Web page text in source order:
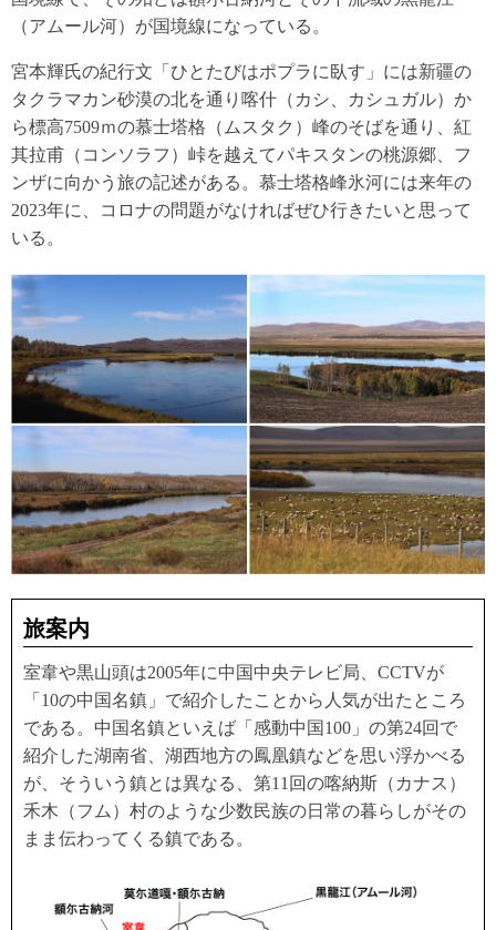
（アムール河）が国境線になっている。
宮本輝氏の紀行文「ひとたびはポプラに臥す」には新疆の
タクラマカン砂漠の北を通り喀什（カシ、カシュガル）か
ら標高7509ｍの慕士塔格（ムスタク）峰のそばを通り、紅
其拉甫（コンソラフ）峠を越えてパキスタンの桃源郷、フ
ンザに向かう旅の記述がある。慕士塔格峰氷河には来年の
2023年に、コロナの問題がなければぜひ行きたいと思って
いる。
旅案内
室韋や黒山頭は2005年に中国中央テレビ局、CCTVが
「10の中国名鎮」で紹介したことから人気が出たところ
である。中国名鎮といえば「感動中国100」の第24回で
紹介した湖南省、湖西地方の鳳凰鎮などを思い浮かべる
が、そういう鎮とは異なる、第11回の喀納斯（カナス）
禾木（フム）村のような少数民族の日常の暮らしがその
まま伝わってくる鎮である。